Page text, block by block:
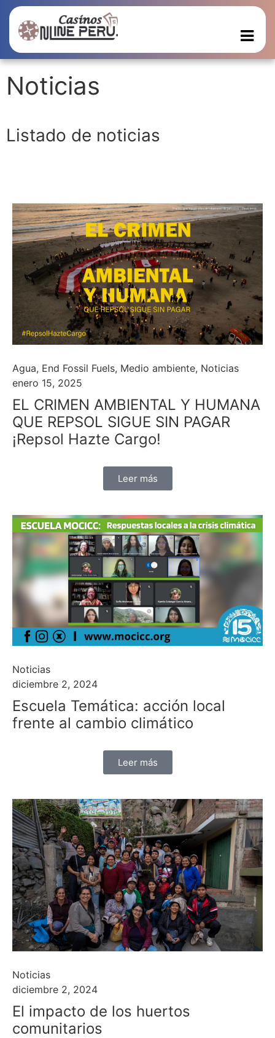
Noticias
Listado de noticias
Agua, End Fossil Fuels, Medio ambiente, Noticias
enero 15, 2025
EL CRIMEN AMBIENTAL Y HUMANA
QUE REPSOL SIGUE SIN PAGAR
¡Repsol Hazte Cargo!
Leer más
Noticias
diciembre 2, 2024
Escuela Temática: acción local
frente al cambio climático
Leer más
Noticias
diciembre 2, 2024
El impacto de los huertos
comunitarios